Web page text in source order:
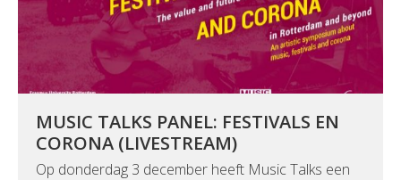
MUSIC TALKS PANEL: FESTIVALS EN
CORONA (LIVESTREAM)
Op donderdag 3 december heeft Music Talks een